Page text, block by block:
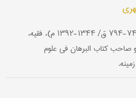
زَرْکِشی، بدرالدين ابوعبداللٰه محمد (۷۴۵-۷۹۴ ق/ ۱۳۴۴-۱۳۹۲ م)، فقيه،
کتاب البرهان فی علوم